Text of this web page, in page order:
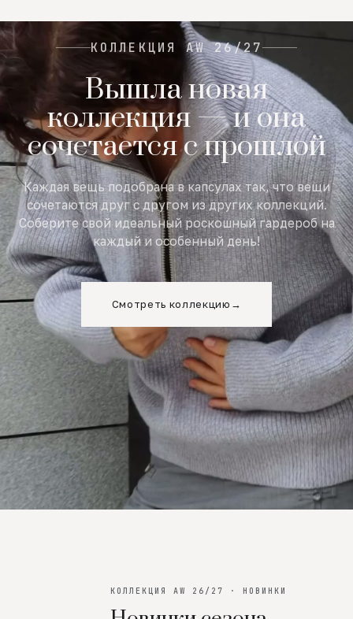
КОЛЛЕКЦИЯ AW 26/27
Вышла новая
коллекция — и она
сочетается с прошлой
Каждая вещь подобрана в капсулах так, что вещи
сочетаются друг с другом из других коллекций.
Соберите свой идеальный роскошный гардероб на
каждый и особенный день!
Смотреть коллекцию →
КОЛЛЕКЦИЯ AW 26/27 · НОВИНКИ